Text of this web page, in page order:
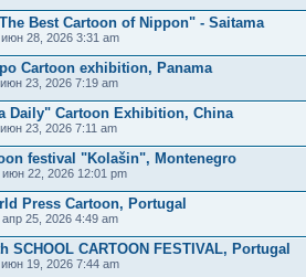
Best Cartoon of Nippon" - Saitama
28, 2026 3:31 am
Cartoon exhibition, Panama
23, 2026 7:19 am
Daily" Cartoon Exhibition, China
23, 2026 7:11 am
festival "Kolašin", Montenegro
22, 2026 12:01 pm
Press Cartoon, Portugal
25, 2026 4:49 am
SCHOOL CARTOON FESTIVAL, Portugal
19, 2026 7:44 am